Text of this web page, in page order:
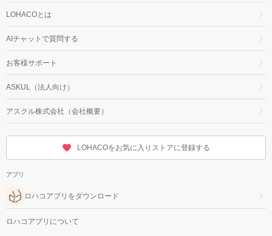
LOHACOとは
AIチャットで質問する
お客様サポート
ASKUL（法人向け）
アスクル株式会社（会社概要）
LOHACOをお気に入りストアに登録する
アプリ
ロハコアプリをダウンロード
ロハコアプリについて